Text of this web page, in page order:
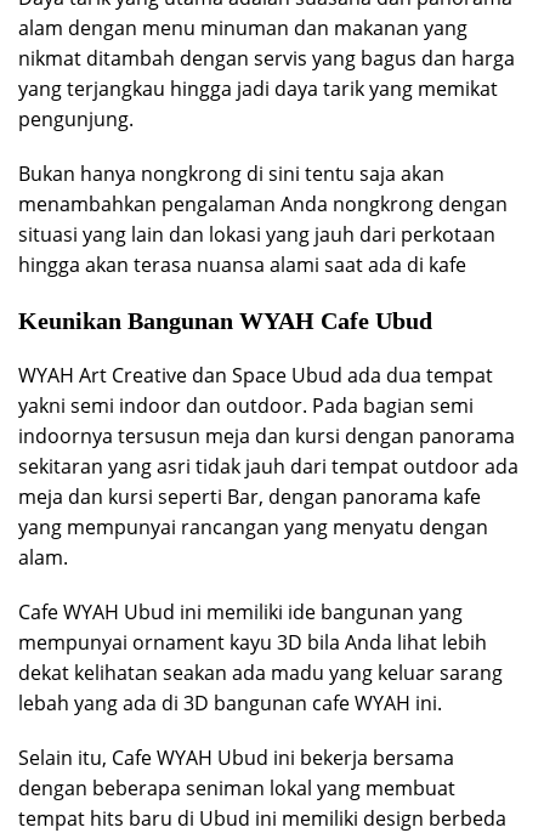
alam dengan menu minuman dan makanan yang
nikmat ditambah dengan servis yang bagus dan harga
yang terjangkau hingga jadi daya tarik yang memikat
pengunjung.
Bukan hanya nongkrong di sini tentu saja akan
menambahkan pengalaman Anda nongkrong dengan
situasi yang lain dan lokasi yang jauh dari perkotaan
hingga akan terasa nuansa alami saat ada di kafe
Keunikan Bangunan WYAH Cafe Ubud
WYAH Art Creative dan Space Ubud ada dua tempat
yakni semi indoor dan outdoor. Pada bagian semi
indoornya tersusun meja dan kursi dengan panorama
sekitaran yang asri tidak jauh dari tempat outdoor ada
meja dan kursi seperti Bar, dengan panorama kafe
yang mempunyai rancangan yang menyatu dengan
alam.
Cafe WYAH Ubud ini memiliki ide bangunan yang
mempunyai ornament kayu 3D bila Anda lihat lebih
dekat kelihatan seakan ada madu yang keluar sarang
lebah yang ada di 3D bangunan cafe WYAH ini.
Selain itu, Cafe WYAH Ubud ini bekerja bersama
dengan beberapa seniman lokal yang membuat
tempat hits baru di Ubud ini memiliki design berbeda